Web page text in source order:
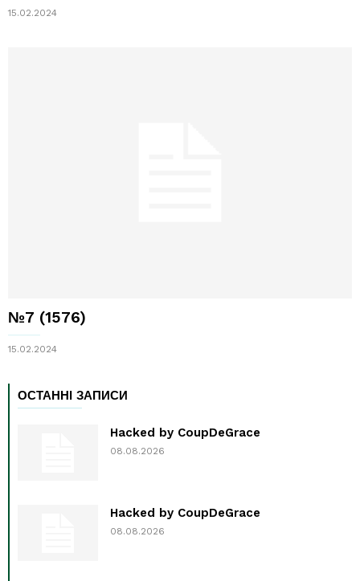
15.02.2024
№7 (1576)
15.02.2024
ОСТАННІ ЗАПИСИ
Hacked by CoupDeGrace
08.08.2026
Hacked by CoupDeGrace
08.08.2026